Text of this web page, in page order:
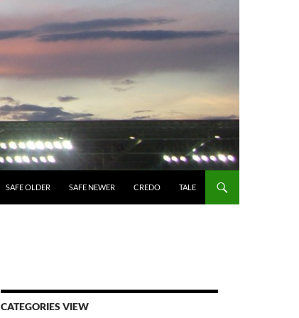
SAFE OLDER SAFE NEWER CREDO TALE
CATEGORIES VIEW